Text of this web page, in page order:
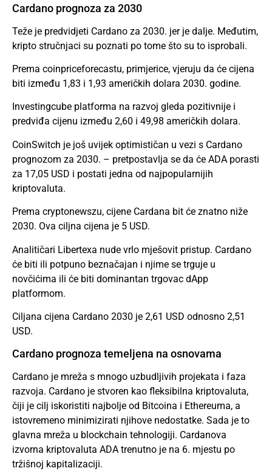
Cardano prognoza za 2030
Teže je predvidjeti Cardano za 2030. jer je dalje. Međutim,
kripto stručnjaci su poznati po tome što su to isprobali.
Prema coinpriceforecastu, primjerice, vjeruju da će cijena
biti između 1,83 i 1,93 američkih dolara 2030. godine.
Investingcube platforma na razvoj gleda pozitivnije i
predviđa cijenu između 2,60 i 49,98 američkih dolara.
CoinSwitch je još uvijek optimističan u vezi s Cardano
prognozom za 2030. – pretpostavlja se da će ADA porasti
za 17,05 USD i postati jedna od najpopularnijih
kriptovaluta.
Prema cryptonewszu, cijene Cardana bit će znatno niže
2030. Ova ciljna cijena je 5 USD.
Analitičari Libertexa nude vrlo mješovit pristup. Cardano
će biti ili potpuno beznačajan i njime se trguje u
novčićima ili će biti dominantan trgovac dApp
platformom.
Ciljana cijena Cardano 2030 je 2,61 USD odnosno 2,51
USD.
Cardano prognoza temeljena na osnovama
Cardano je mreža s mnogo uzbudljivih projekata i faza
razvoja. Cardano je stvoren kao fleksibilna kriptovaluta,
čiji je cilj iskoristiti najbolje od Bitcoina i Ethereuma, a
istovremeno minimizirati njihove nedostatke. Sada je to
glavna mreža u blockchain tehnologiji. Cardanova
izvorna kriptovaluta ADA trenutno je na 6. mjestu po
tržišnoj kapitalizaciji.